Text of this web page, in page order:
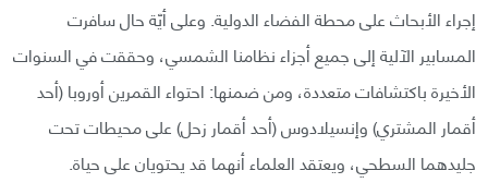
إجراء الأبحاث على محطة الفضاء الدولية. وعلى أيّة حال سافرت
المسابير الآلية إلى جميع أجزاء نظامنا الشمسي، وحققت في السنوات
الأخيرة باكتشافات متعددة، ومن ضمنها: احتواء القمرين أوروبا (أحد
أقمار المشتري) وإنسيلادوس (أحد أقمار زحل) على محيطات تحت
جليدهما السطحي، ويعتقد العلماء أنهما قد يحتويان على حياة.